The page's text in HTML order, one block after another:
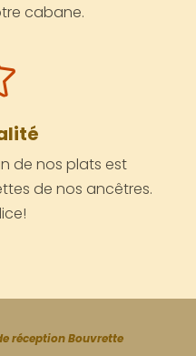
cabane.
de nos plats est
de nos ancêtres.
réception Bouvrette